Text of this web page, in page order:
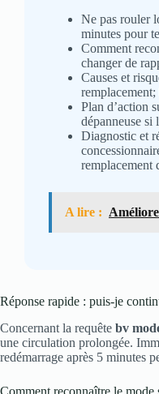
Ne pas rouler
minutes pour
Comment
changer de
Causes et
Plan d’action
dépanneuse si
Diagnostic et
remplacement
A lire :
Réponse rapide : puis-je
Concernant la requête bv
une circulation prolongée.
redémarrage après 5 minutes
Comment reconnaître le